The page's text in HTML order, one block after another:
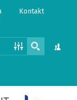
Kontakt